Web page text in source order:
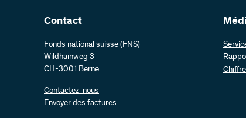
Contact
Fonds national suisse (FNS)
Wildhainweg 3
CH-3001 Berne
Contactez-nous
Envoyer des factures